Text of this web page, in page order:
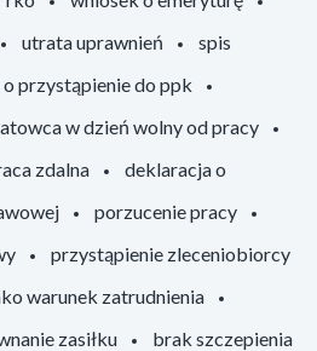
utrata uprawnień
spis
przystąpienie do ppk
w dzień wolny od pracy
zdalna
deklaracja o
porzucenie pracy
przystąpienie zleceniobiorcy
warunek zatrudnienia
zasiłku
brak szczepienia